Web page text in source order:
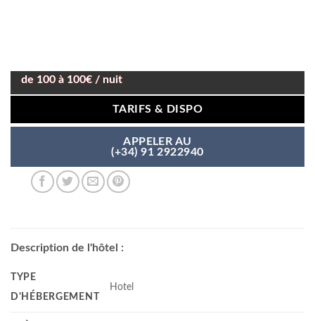
de 100 à 100€ / nuit
TARIFS & DISPO
APPELER AU
(+34) 91 2922940
Description de l'hôtel :
TYPE
D'HÉBERGEMENT
Hotel